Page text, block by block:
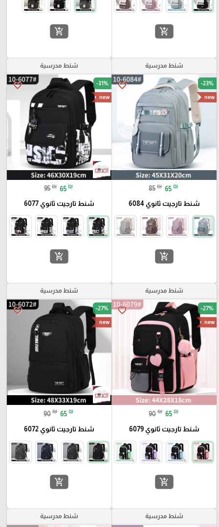
add_shopping_cart
add_shopping_cart
شنط مدرسية
favorite_border -23%
new
85 ₪ 65 ₪
شنط تارجيت ثانوي 6084
add_shopping_cart
شنط مدرسية
favorite_border -31%
new
95 ₪ 65 ₪
شنط تارجيت ثانوي 6077
add_shopping_cart
شنط مدرسية
favorite_border -27%
new
90 ₪ 65 ₪
شنط تارجيت ثانوي 6079
add_shopping_cart
شنط مدرسية
favorite_border -27%
new
90 ₪ 65 ₪
شنط تارجيت ثانوي 6072
add_shopping_cart
شنط مدرسية شنط مدرسية